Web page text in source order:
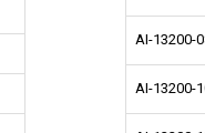
AI-13200-
AI-13200-